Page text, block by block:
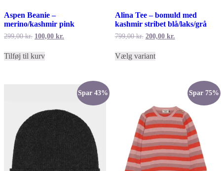
Aspen Beanie –
merino/kashmir pink
299,00kr. Den
var:
100,00 kr.
Tilføj til kurv
Alina Tee – bomuld med
kashmir stribet blå/laks/grå
799,00kr. Den
pris
var:
200,00 kr.Den
Vælg variantvare
Mulighederne
vælges
på
varesiden
Spar 43% Spar 75%